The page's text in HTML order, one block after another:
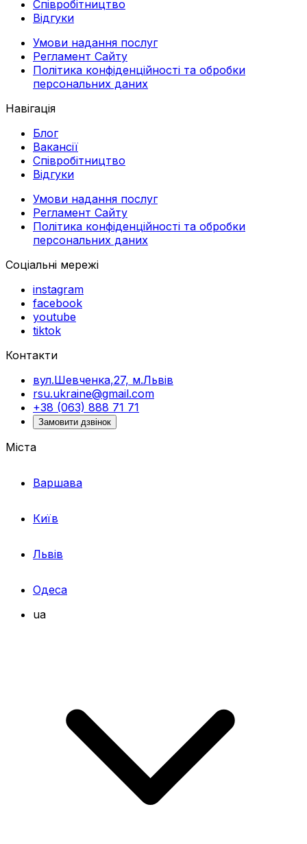
Співробітництво
Відгуки
Умови надання послуг
Регламент Сайту
Політика конфіденційності та обробки
персональних даних
Навігація
Блог
Вакансії
Співробітництво
Відгуки
Умови надання послуг
Регламент Сайту
Політика конфіденційності та обробки
персональних даних
Соціальні мережі
instagram
facebook
youtube
tiktok
Контакти
вул.Шевченка,27, м.Львів
rsu.ukraine@gmail.com
+38 (063) 888 71 71
Замовити дзвінок
Міста
Варшава
Київ
Львів
Одеса
ua